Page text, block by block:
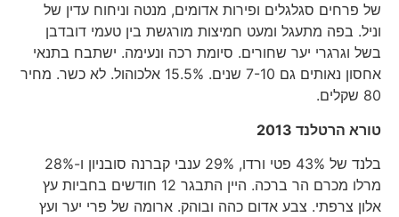
של פרחים סגלגלים ופירות אדומים, מנטה וניחוח עדין של
וניל. בפה מתעגל ומעט חמיצות מורגשת בין טעמי דובדבן
בשל וגרגרי יער שחורים. סיומת רכה ונעימה. ישתבח בתנאי
אחסון נאותים גם 7-10 שנים. 15.5% אלכוהול. לא כשר. מחיר
טורא הרטלנד 2013
בלנד של 43% פטי ורדו, 29% ענבי קברנה סובניון ו-28%
מרלו מכרם הר ברכה. היין התבגר 12 חודשים בחביות עץ
אלון צרפתי. צבע אדום כהה ובוהק. ארומה של פרי יער ועץ